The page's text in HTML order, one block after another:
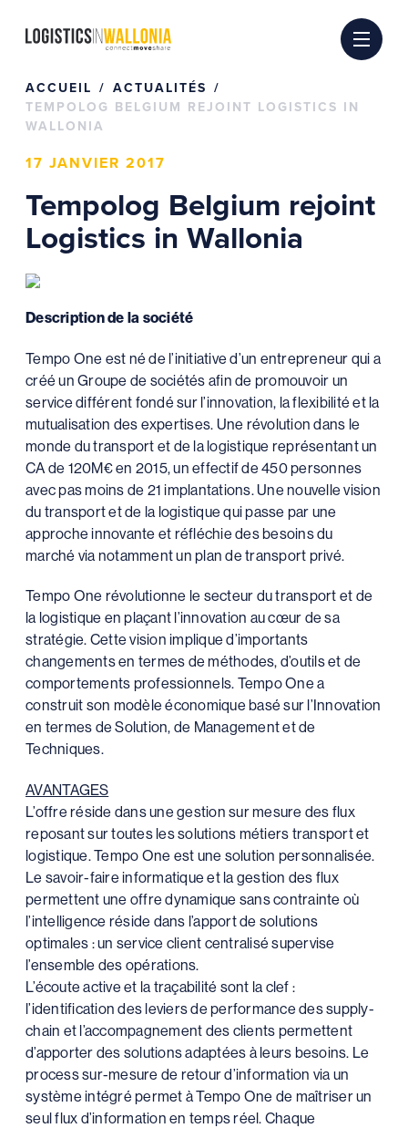
ACCUEIL
ACTUALITÉS
TEMPOLOG BELGIUM REJOINT LOGISTICS IN
WALLONIA
17 JANVIER 2017
Tempolog Belgium rejoint
Logistics in Wallonia
Description de la société
Tempo One est né de l’initiative d’un entrepreneur qui a
créé un Groupe de sociétés afin de promouvoir un
service différent fondé sur l’innovation, la flexibilité et la
mutualisation des expertises. Une révolution dans le
monde du transport et de la logistique représentant un
CA de 120M€ en 2015, un effectif de 450 personnes
avec pas moins de 21 implantations. Une nouvelle vision
du transport et de la logistique qui passe par une
approche innovante et réfléchie des besoins du
marché via notamment un plan de transport privé.
Tempo One révolutionne le secteur du transport et de
la logistique en plaçant l’innovation au cœur de sa
stratégie. Cette vision implique d’importants
changements en termes de méthodes, d’outils et de
comportements professionnels. Tempo One a
construit son modèle économique basé sur l’Innovation
en termes de Solution, de Management et de
Techniques.
AVANTAGES
L’offre réside dans une gestion sur mesure des flux
reposant sur toutes les solutions métiers transport et
logistique. Tempo One est une solution personnalisée.
Le savoir-faire informatique et la gestion des flux
permettent une offre dynamique sans contrainte où
l’intelligence réside dans l’apport de solutions
optimales : un service client centralisé supervise
l’ensemble des opérations.
L’écoute active et la traçabilité sont la clef :
l’identification des leviers de performance des supply-
chain et l’accompagnement des clients permettent
d’apporter des solutions adaptées à leurs besoins. Le
process sur-mesure de retour d’information via un
système intégré permet à Tempo One de maîtriser un
seul flux d’information en temps réel. Chaque